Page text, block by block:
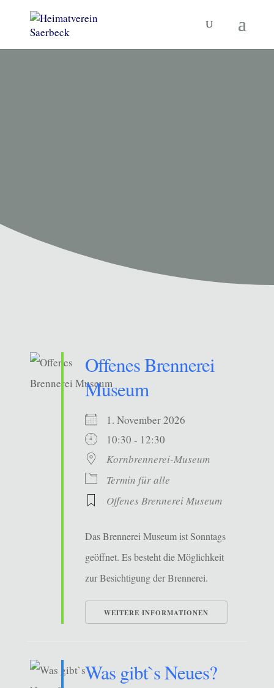
Offenes Brennerei
Museum
1. November 2026
10:30 - 12:30
Kornbrennerei-Museum
Termin für alle
Offenes Brennerei Museum
Das Brennerei Museum ist Sonntags
geöffnet. Es besteht die Möglichkeit
zur Besichtigung der Brennerei.
WEITERE INFORMATIONEN
Was gibt`s Neues?